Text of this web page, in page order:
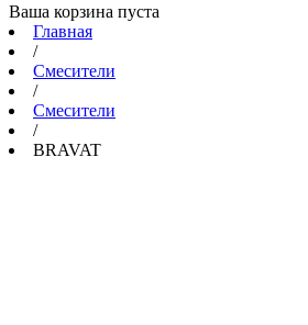
Ваша корзина пуста
Главная
/
Смесители
/
Смесители
/
BRAVAT